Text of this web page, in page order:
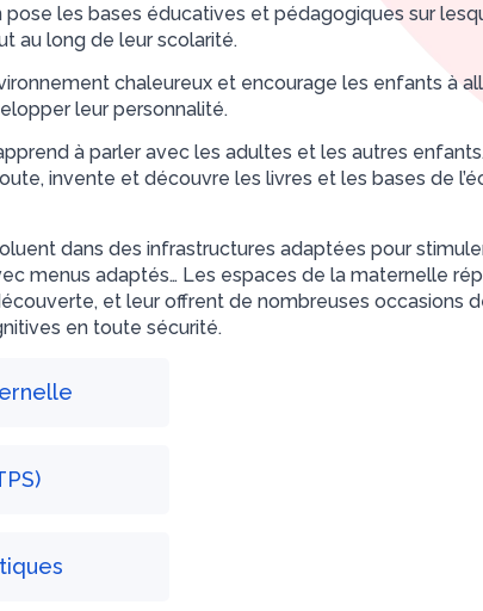
les bases éducatives et pédagogiques sur
au long de leur scolarité.
chaleureux et encourage les enfants à
leur personnalité.
à parler avec les adultes et les autres
invente et découvre les livres et les bases de
dans des infrastructures adaptées pour
menus adaptés… Les espaces de la maternelle
et leur offrent de nombreuses occasions
en toute sécurité.